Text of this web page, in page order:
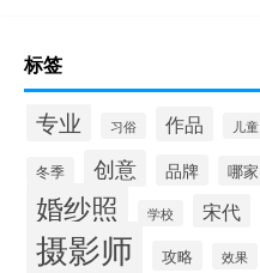
标签
专业 习俗 作品 儿童
冬季 创意 品牌 哪家
婚纱照 学校 宋代
摄影师 攻略 效果